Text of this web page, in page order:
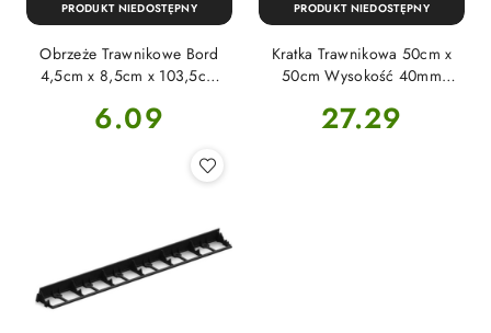
Obrzeże Trawnikowe Bord
4,5cm x 8,5cm x 103,5cm
Cena:
6.09
PRODUKT NIEDOSTĘPNY
Kratka Trawnikowa 50cm x
50cm Wysokość 40mm
Cena:
27.29
PRODUKT NIEDOSTĘPNY